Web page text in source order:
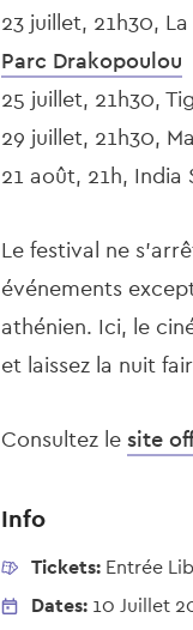
23 juillet, 21h30,
Parc Drakopoulou
25 juillet, 21h30,
29 juillet, 21h30,
21 août, 21h, India
Le festival ne
événements
athénien. Ici, le
et laissez la nuit
Consultez le site
Info
Tickets: Entrée
Dates: 10 Juillet